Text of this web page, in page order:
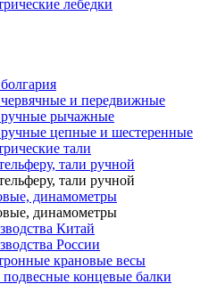
лебедки
и передвижные
рычажные
цепные и шестеренные
тали
тали ручной
тали ручной
динамометры
динамометры
Китай
России
крановые весы
концевые балки